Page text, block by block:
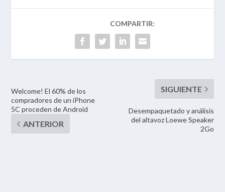
Welcome! El 60% de los
compradores de un iPhone
5C proceden de Android
Desempaquetado y análisis
del altavoz Loewe Speaker
2Go